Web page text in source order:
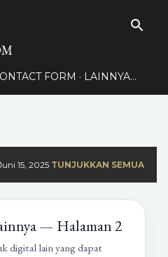
FORM LAINNYA…
15, 2025 TUNJUKKAN SEMUA
— Halaman 2
digital lain yang dapat